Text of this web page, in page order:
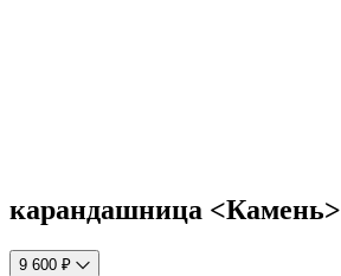
карандашница <Камень>
9 600 ₽